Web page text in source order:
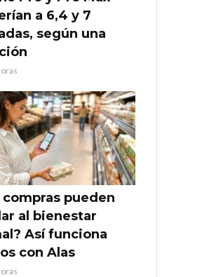
a 6,4 y 7
según una
compras pueden
al bienestar
Así funciona
con Alas